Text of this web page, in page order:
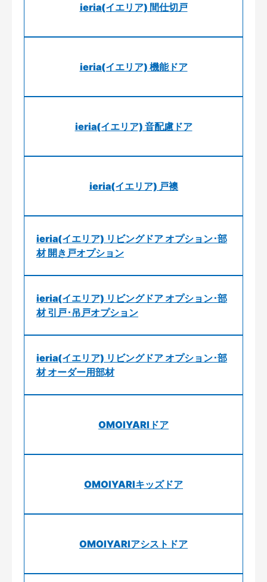
ieria(イエリア) 間仕切戸
ieria(イエリア) 機能ドア
ieria(イエリア) 音配慮ドア
ieria(イエリア) 戸襖
ieria(イエリア) リビングドア オプション･部
材 開き戸オプション
ieria(イエリア) リビングドア オプション･部
材 引戸･吊戸オプション
ieria(イエリア) リビングドア オプション･部
材 オーダー用部材
OMOIYARIドア
OMOIYARIキッズドア
OMOIYARIアシストドア